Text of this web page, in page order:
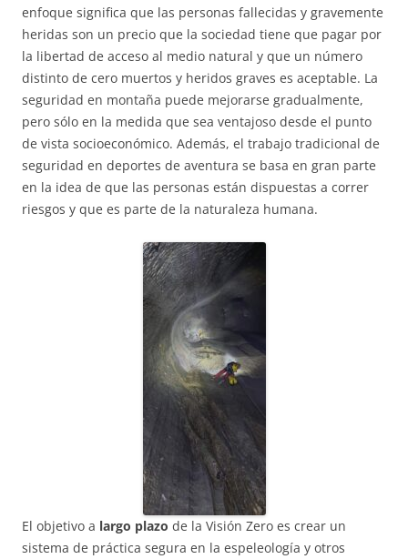
enfoque significa que las personas fallecidas y gravemente
heridas son un precio que la sociedad tiene que pagar por
la libertad de acceso al medio natural y que un número
distinto de cero muertos y heridos graves es aceptable. La
seguridad en montaña puede mejorarse gradualmente,
pero sólo en la medida que sea ventajoso desde el punto
de vista socioeconómico. Además, el trabajo tradicional de
seguridad en deportes de aventura se basa en gran parte
en la idea de que las personas están dispuestas a correr
riesgos y que es parte de la naturaleza humana.
El objetivo a largo plazo de la Visión Zero es crear un
sistema de práctica segura en la espeleología y otros